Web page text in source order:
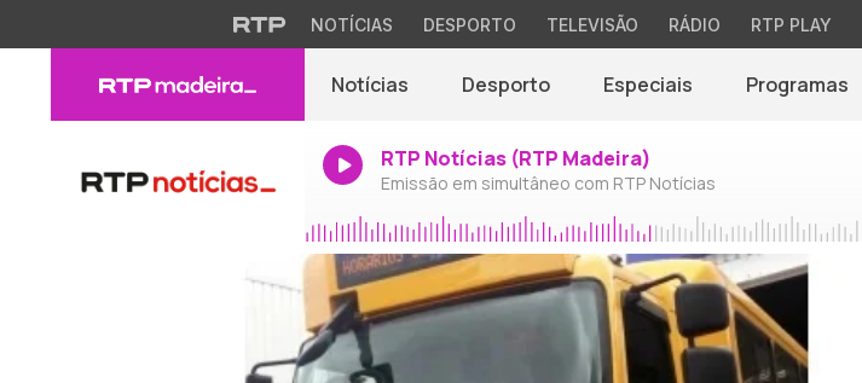
NOTÍCIAS DESPORTO TELEVISÃO RÁDIO RTP PLAY
Notícias Desporto Especiais Programas
RTP Notícias (RTP Madeira)
Emissão em simultâneo com RTP Notícias